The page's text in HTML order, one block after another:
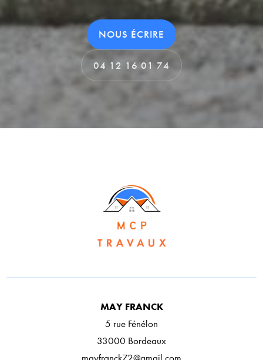
NOUS ÉCRIRE
04 12 16 01 74
MAY FRANCK
5 rue Fénélon
33000 Bordeaux